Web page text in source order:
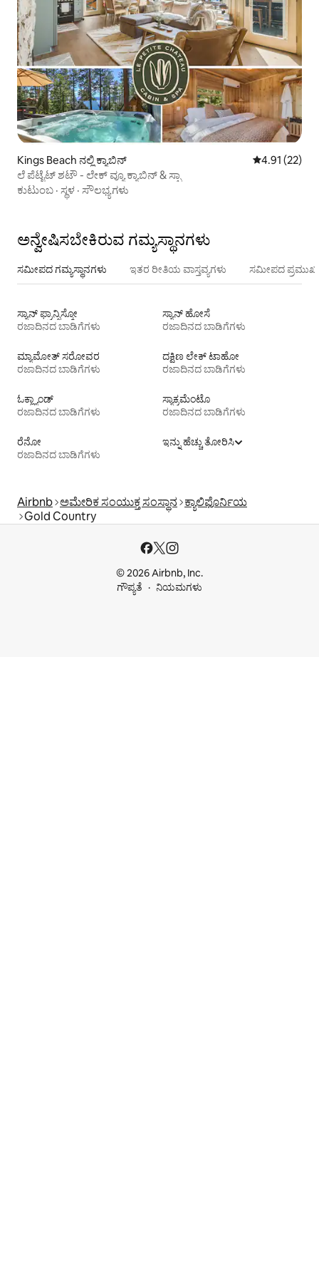
Kings Beach ನಲ್ಲಿ ಕ್ಯಾಬಿನ್ 5 ರಲ್ಲಿ 4.91
4.91 (22)
ಲೆ ಪೆಟೈಟ್ ಶಟೌ - ಲೇಕ್ ವ್ಯೂ ಕ್ಯಾಬಿನ್ & ಸ್ಪಾ
ಕುಟುಂಬ · ಸ್ಥಳ · ಸೌಲಭ್ಯಗಳು
ಅನ್ವೇಷಿಸಬೇಕಿರುವ ಗಮ್ಯಸ್ಥಾನಗಳು
ಸಮೀಪದ ಗಮ್ಯಸ್ಥಾನಗಳು ಇತರ ರೀತಿಯ ವಾಸ್ತವ್ಯಗಳು ಸಮೀಪದ ಪ್ರಮುಖ
ಸ್ಯಾನ್ ಫ್ರಾನ್ಸಿಸ್ಕೋ
ರಜಾದಿನದ ಬಾಡಿಗೆಗಳು
ಸ್ಯಾನ್ ಹೋಸೆ
ರಜಾದಿನದ ಬಾಡಿಗೆಗಳು
ಮ್ಯಾಮೋತ್ ಸರೋವರ
ರಜಾದಿನದ ಬಾಡಿಗೆಗಳು
ದಕ್ಷಿಣ ಲೇಕ್ ಟಾಹೋ
ರಜಾದಿನದ ಬಾಡಿಗೆಗಳು
ಓಕ್ಲ್ಯಾಂಡ್
ರಜಾದಿನದ ಬಾಡಿಗೆಗಳು
ಸ್ಯಾಕ್ರಮೆಂಟೊ
ರಜಾದಿನದ ಬಾಡಿಗೆಗಳು
ರೆನೋ
ರಜಾದಿನದ ಬಾಡಿಗೆಗಳು
ಇನ್ನು ಹೆಚ್ಚು ತೋರಿಸಿ
Airbnb ಅಮೇರಿಕ ಸಂಯುಕ್ತ ಸಂಸ್ಥಾನ ಕ್ಯಾಲಿಫೊರ್ನಿಯ
Gold Country
© 2026 Airbnb, Inc.
ಗೌಪ್ಯತೆ
ನಿಯಮಗಳು